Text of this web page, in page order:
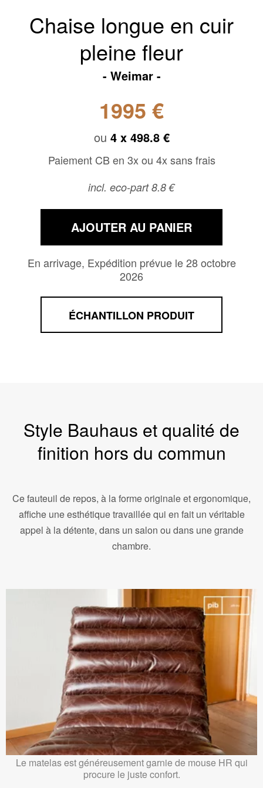
Chaise longue en cuir
pleine fleur
Weimar
1995 €
ou 4 x 498.8 €
Paiement CB en 3x ou 4x sans frais
incl. eco-part 8.8 €
AJOUTER AU PANIER
En arrivage, Expédition prévue le 28 octobre
2026
ÉCHANTILLON PRODUIT
Style Bauhaus et qualité de
finition hors du commun
Ce fauteuil de repos, à la forme originale et ergonomique,
affiche une esthétique travaillée qui en fait un véritable
appel à la détente, dans un salon ou dans une grande
chambre.
Le matelas est généreusement garnie de mouse HR qui
procure le juste confort.